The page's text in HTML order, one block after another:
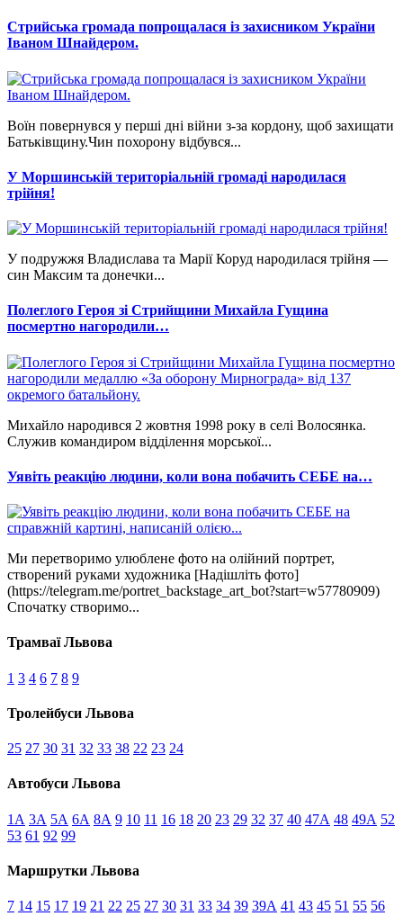
Стрийська громада попрощалася із захисником України
Іваном Шнайдером.
Воїн повернувся у перші дні війни з-за кордону, щоб захищати
Батьківщину.Чин похорону відбувся...
У Моршинській територіальній громаді народилася
трійня!
У подружжя Владислава та Марії Коруд народилася трійня —
син Максим та донечки...
Полеглого Героя зі Стрийщини Михайла Гущина
посмертно нагородили…
Михайло народився 2 жовтня 1998 року в селі Волосянка.
Служив командиром відділення морської...
Уявіть реакцію людини, коли вона побачить СЕБЕ на…
Ми перетворимо улюблене фото на олійний портрет,
створений руками художника [Надішліть фото]
(https://telegram.me/portret_backstage_art_bot?start=w57780909)
Спочатку створимо...
Трамваї Львова
1 3 4 6 7 8 9
Тролейбуси Львова
25 27 30 31 32 33 38 22 23 24
Автобуси Львова
1А 3А 5А 6А 8А 9 10 11 16 18 20 23 29 32 37 40 47А 48 49А 52
53 61 92 99
Маршрутки Львова
7 14 15 17 19 21 22 25 27 30 31 33 34 39 39А 41 43 45 51 55 56